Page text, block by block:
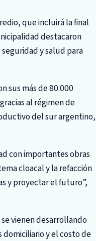
que incluirá la final
destacaron
y salud para
sus más de 80.000
al régimen de
del sur argentino,
con importantes obras
cloacal y la refacción
y proyectar el futuro”,
vienen desarrollando
y el costo de